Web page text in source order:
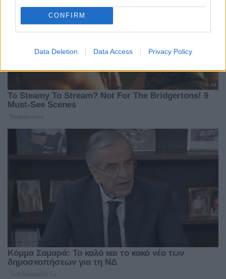
CONFIRM
Data Deletion Data Access Privacy Policy